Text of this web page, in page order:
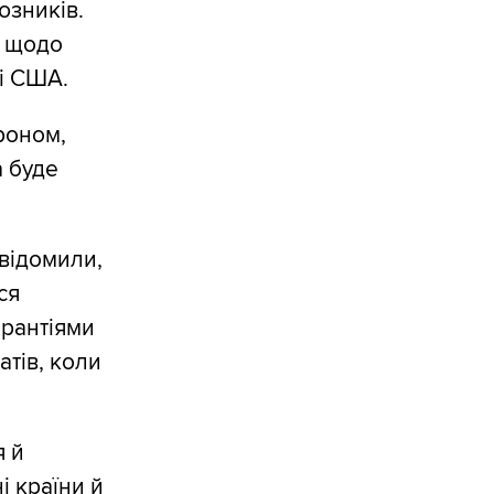
щодо
США.
буде
коли
й
країни й